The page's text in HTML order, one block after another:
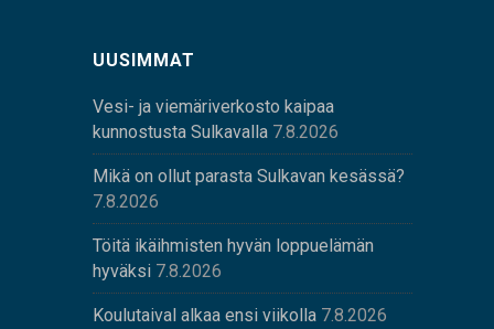
UUSIMMAT
Vesi- ja viemäriverkosto kaipaa
kunnostusta Sulkavalla 7.8.2026
Mikä on ollut parasta Sulkavan kesässä?
7.8.2026
Töitä ikäihmisten hyvän loppuelämän
hyväksi 7.8.2026
Koulutaival alkaa ensi viikolla 7.8.2026